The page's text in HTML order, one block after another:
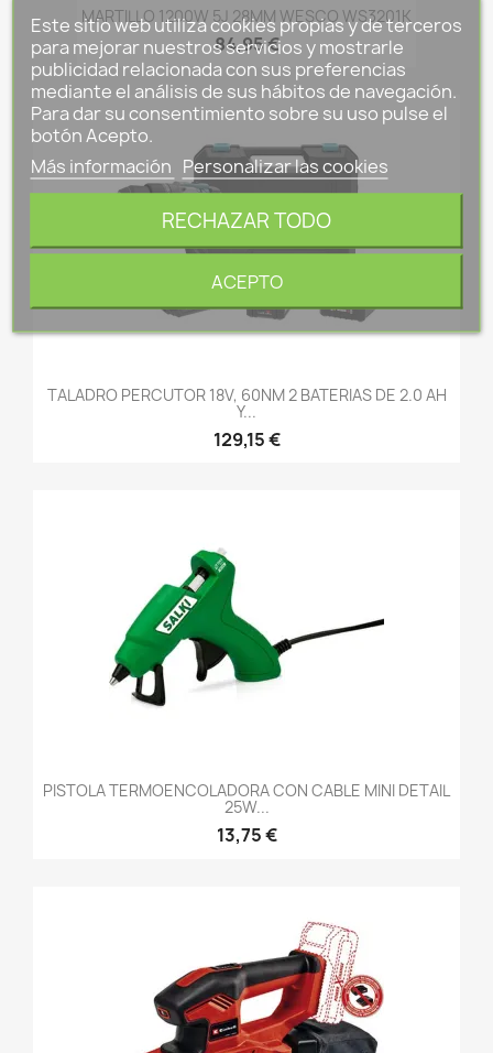
MARTILLO 1200W 5J 28MM WESCO WS3201K
84,95 €
TALADRO PERCUTOR 18V, 60NM 2 BATERIAS DE 2.0 AH
Y...
129,15 €
PISTOLA TERMOENCOLADORA CON CABLE MINI DETAIL
25W...
13,75 €
Este sitio web utiliza cookies propias y de terceros
para mejorar nuestros servicios y mostrarle
publicidad relacionada con sus preferencias
mediante el análisis de sus hábitos de navegación.
Para dar su consentimiento sobre su uso pulse el
botón Acepto.
Más información Personalizar las cookies
RECHAZAR TODO
ACEPTO